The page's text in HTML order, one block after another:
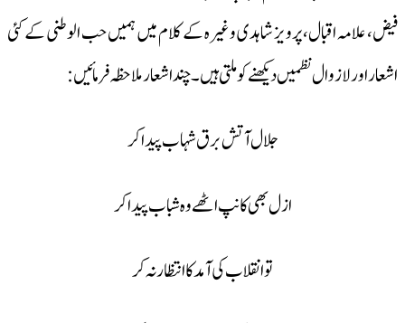
فیض، علامہ اقبال، پرویز شاہدی وغیرہ کے کلام میں ہمیں حب الوطنی کے کئی
اشعار اور لازوال نظمیں دیکھنے کو ملتی ہیں۔ چند اشعار ملاحظہ فرمائیں:
جلال آتش برق شہاب پیدا کر
ازل بھی کانپ اٹھے وہ شباب پیدا کر
تو انقلاب کی آمد کا انتظار نہ کر